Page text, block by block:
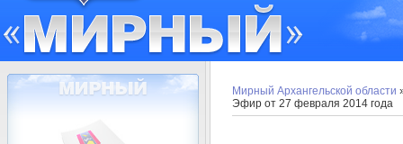
Мирный Архангельской области
Эфир от 27 февраля 2014 года